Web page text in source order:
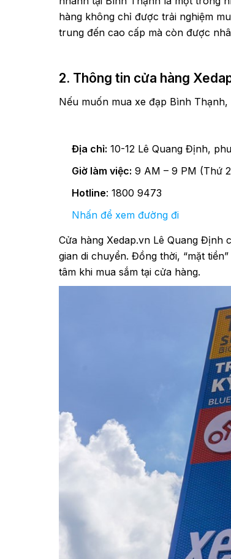
hàng không chỉ được trải nghiệm
trung đến cao cấp mà còn được
2. Thông tin cửa hàng
Nếu muốn mua xe đạp Bình
Địa chỉ: 10-12 Lê Quang Định,
Giờ làm việc: 9 AM – 9 PM (Thứ
Hotline: 1800 9473
Nhấn để xem đường đi
Cửa hàng Xedap.vn Lê Quang Định
gian di chuyển. Đồng thời, “mặt
tâm khi mua sắm tại cửa hàng.